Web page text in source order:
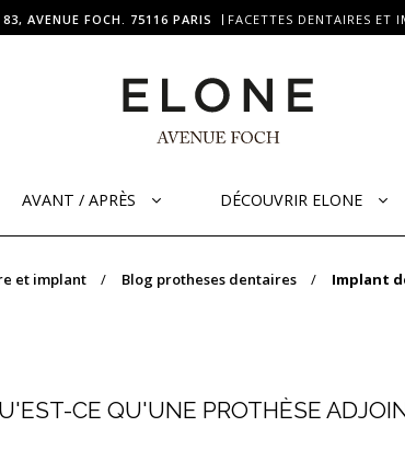
83, AVENUE FOCH. 75116 PARIS FACETTES DENTAIRES ET
AVANT / APRÈS DÉCOUVRIR ELONE
et implant Blog protheses dentaires Implant
CE QU'UNE PROTHÈSE